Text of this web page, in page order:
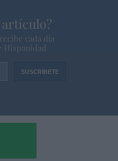
artículo?
cada dia
Hispanidad